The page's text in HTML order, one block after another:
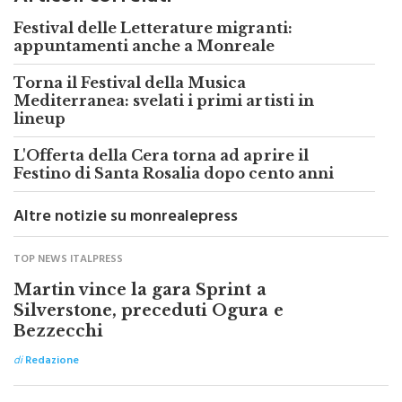
Articoli correlati
Festival delle Letterature migranti:
appuntamenti anche a Monreale
Torna il Festival della Musica
Mediterranea: svelati i primi artisti in
lineup
L'Offerta della Cera torna ad aprire il
Festino di Santa Rosalia dopo cento anni
Altre notizie su monrealepress
TOP NEWS ITALPRESS
Martin vince la gara Sprint a
Silverstone, preceduti Ogura e
Bezzecchi
diRedazione